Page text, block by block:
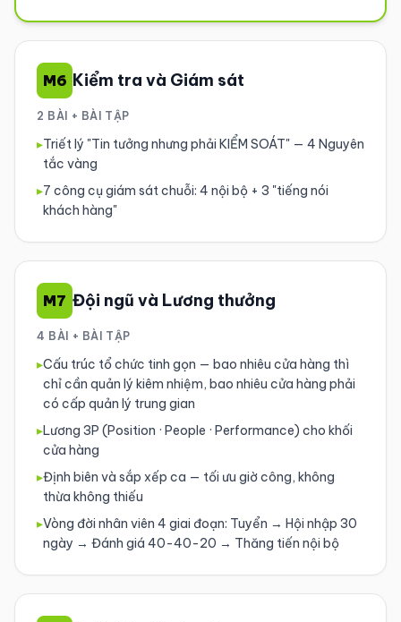
M6 Kiểm tra và Giám sát
2 BÀI + BÀI TẬP
▸Triết lý "Tin tưởng nhưng phải KIỂM SOÁT" — 4 Nguyên
tắc vàng
▸7 công cụ giám sát chuỗi: 4 nội bộ + 3 "tiếng nói
khách hàng"
M7 Đội ngũ và Lương thưởng
4 BÀI + BÀI TẬP
▸Cấu trúc tổ chức tinh gọn — bao nhiêu cửa hàng thì
chỉ cần quản lý kiêm nhiệm, bao nhiêu cửa hàng phải
có cấp quản lý trung gian
▸Lương 3P (Position · People · Performance) cho khối
cửa hàng
▸Định biên và sắp xếp ca — tối ưu giờ công, không
thừa không thiếu
▸Vòng đời nhân viên 4 giai đoạn: Tuyển → Hội nhập 30
ngày → Đánh giá 40-40-20 → Thăng tiến nội bộ